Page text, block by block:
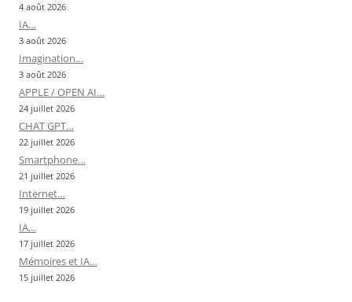
4 août 2026
IA…
3 août 2026
Imagination…
3 août 2026
APPLE / OPEN AI…
24 juillet 2026
CHAT GPT…
22 juillet 2026
Smartphone…
21 juillet 2026
Internet…
19 juillet 2026
IA…
17 juillet 2026
Mémoires et IA…
15 juillet 2026